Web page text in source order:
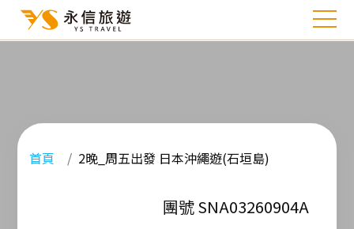
首頁 2晚_周五出發 日本沖繩遊(石垣島)
團號 SNA03260904A